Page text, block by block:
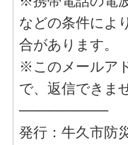
などの条件によ
合があります。
※このメールア
で、返信できま
─────────
発行：牛久市防